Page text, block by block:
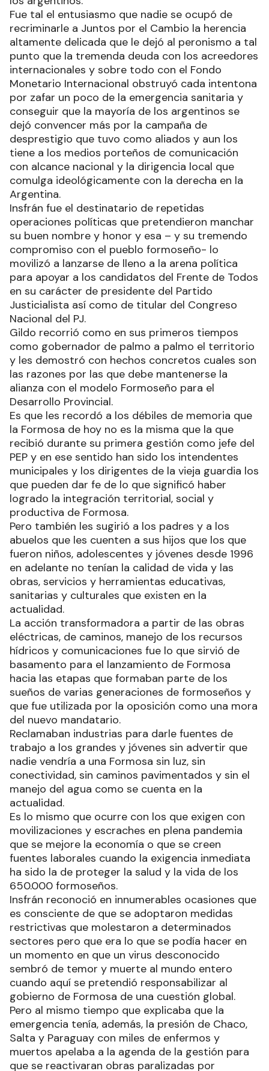
Fue tal el entusiasmo que nadie se ocupó de
recriminarle a Juntos por el Cambio la herencia
altamente delicada que le dejó al peronismo a tal
punto que la tremenda deuda con los acreedores
internacionales y sobre todo con el Fondo
Monetario Internacional obstruyó cada intentona
por zafar un poco de la emergencia sanitaria y
conseguir que la mayoría de los argentinos se
dejó convencer más por la campaña de
desprestigio que tuvo como aliados y aun los
tiene a los medios porteños de comunicación
con alcance nacional y la dirigencia local que
comulga ideológicamente con la derecha en la
Argentina.
Insfrán fue el destinatario de repetidas
operaciones políticas que pretendieron manchar
su buen nombre y honor y esa – y su tremendo
compromiso con el pueblo formoseño- lo
movilizó a lanzarse de lleno a la arena política
para apoyar a los candidatos del Frente de Todos
en su carácter de presidente del Partido
Justicialista así como de titular del Congreso
Nacional del PJ.
Gildo recorrió como en sus primeros tiempos
como gobernador de palmo a palmo el territorio
y les demostró con hechos concretos cuales son
las razones por las que debe mantenerse la
alianza con el modelo Formoseño para el
Desarrollo Provincial.
Es que les recordó a los débiles de memoria que
la Formosa de hoy no es la misma que la que
recibió durante su primera gestión como jefe del
PEP y en ese sentido han sido los intendentes
municipales y los dirigentes de la vieja guardia los
que pueden dar fe de lo que significó haber
logrado la integración territorial, social y
productiva de Formosa.
Pero también les sugirió a los padres y a los
abuelos que les cuenten a sus hijos que los que
fueron niños, adolescentes y jóvenes desde 1996
en adelante no tenían la calidad de vida y las
obras, servicios y herramientas educativas,
sanitarias y culturales que existen en la
actualidad.
La acción transformadora a partir de las obras
eléctricas, de caminos, manejo de los recursos
hídricos y comunicaciones fue lo que sirvió de
basamento para el lanzamiento de Formosa
hacia las etapas que formaban parte de los
sueños de varias generaciones de formoseños y
que fue utilizada por la oposición como una mora
del nuevo mandatario.
Reclamaban industrias para darle fuentes de
trabajo a los grandes y jóvenes sin advertir que
nadie vendría a una Formosa sin luz, sin
conectividad, sin caminos pavimentados y sin el
manejo del agua como se cuenta en la
actualidad.
Es lo mismo que ocurre con los que exigen con
movilizaciones y escraches en plena pandemia
que se mejore la economía o que se creen
fuentes laborales cuando la exigencia inmediata
ha sido la de proteger la salud y la vida de los
650.000 formoseños.
Insfrán reconoció en innumerables ocasiones que
es consciente de que se adoptaron medidas
restrictivas que molestaron a determinados
sectores pero que era lo que se podía hacer en
un momento en que un virus desconocido
sembró de temor y muerte al mundo entero
cuando aquí se pretendió responsabilizar al
gobierno de Formosa de una cuestión global.
Pero al mismo tiempo que explicaba que la
emergencia tenía, además, la presión de Chaco,
Salta y Paraguay con miles de enfermos y
muertos apelaba a la agenda de la gestión para
que se reactivaran obras paralizadas por